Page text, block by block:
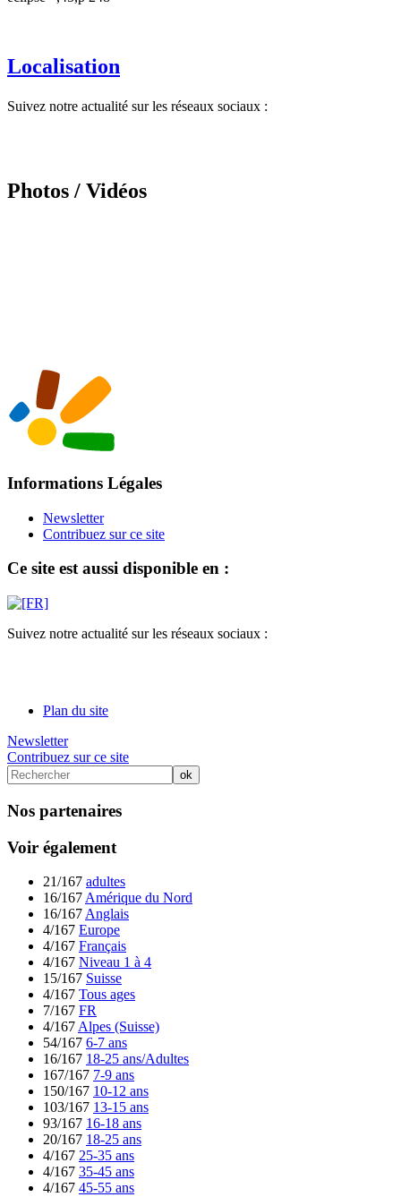
Localisation
Suivez notre actualité sur les réseaux sociaux :
Photos / Vidéos
Informations Légales
Newsletter
Contribuez sur ce site
Ce site est aussi disponible en :
Suivez notre actualité sur les réseaux sociaux :
Plan du site
Newsletter
Contribuez sur ce site
Nos partenaires
Voir également
21/167 adultes
16/167 Amérique du Nord
16/167 Anglais
4/167 Europe
4/167 Français
4/167 Niveau 1 à 4
15/167 Suisse
4/167 Tous ages
7/167 FR
4/167 Alpes (Suisse)
54/167 6-7 ans
16/167 18-25 ans/Adultes
167/167 7-9 ans
150/167 10-12 ans
103/167 13-15 ans
93/167 16-18 ans
20/167 18-25 ans
4/167 25-35 ans
4/167 35-45 ans
4/167 45-55 ans